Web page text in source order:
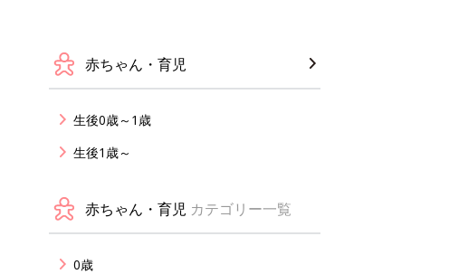
赤ちゃん・育児
生後0歳～1歳
生後1歳～
赤ちゃん・育児 カテゴリー一覧
0歳